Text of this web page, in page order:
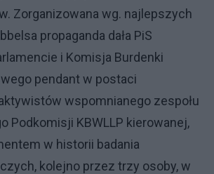
Zorganizowana wg. najlepszych
propaganda dała PiS
i Komisja Burdenki
pendant w postaci
wspomnianego zespołu
Podkomisji KBWLLP kierowanej,
w historii badania
kolejno przez trzy osoby, w